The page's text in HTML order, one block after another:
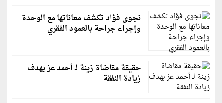
نجوى فؤاد تكشف معاناتها مع الوحدة
وإجراء جراحة بالعمود الفقري
حقيقة مقاضاة زينة لـ أحمد عز بهدف
زيادة النفقة